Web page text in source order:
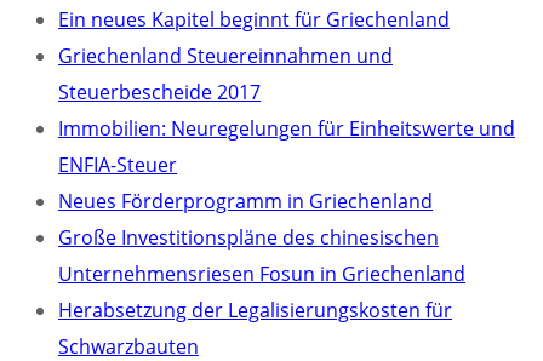
Ein neues Kapitel beginnt für Griechenland
Griechenland Steuereinnahmen und
Steuerbescheide 2017
Immobilien: Neuregelungen für Einheitswerte und
ENFIA-Steuer
Neues Förderprogramm in Griechenland
Große Investitionspläne des chinesischen
Unternehmensriesen Fosun in Griechenland
Herabsetzung der Legalisierungskosten für
Schwarzbauten